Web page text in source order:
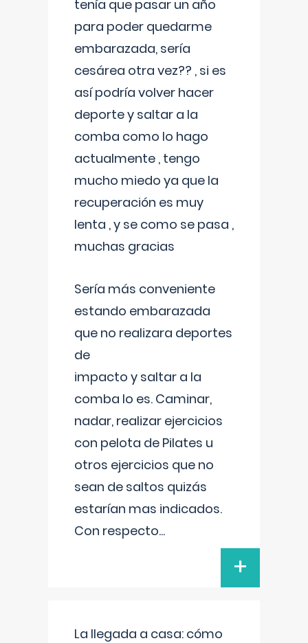
tenía que pasar un año
para poder quedarme
embarazada, sería
cesárea otra vez?? , si es
así podría volver hacer
deporte y saltar a la
comba como lo hago
actualmente , tengo
mucho miedo ya que la
recuperación es muy
lenta , y se como se pasa ,
muchas gracias
Sería más conveniente
estando embarazada
que no realizara deportes
de
impacto y saltar a la
comba lo es. Caminar,
nadar, realizar ejercicios
con pelota de Pilates u
otros ejercicios que no
sean de saltos quizás
estarían mas indicados.
Con respecto...
+
La llegada a casa: cómo